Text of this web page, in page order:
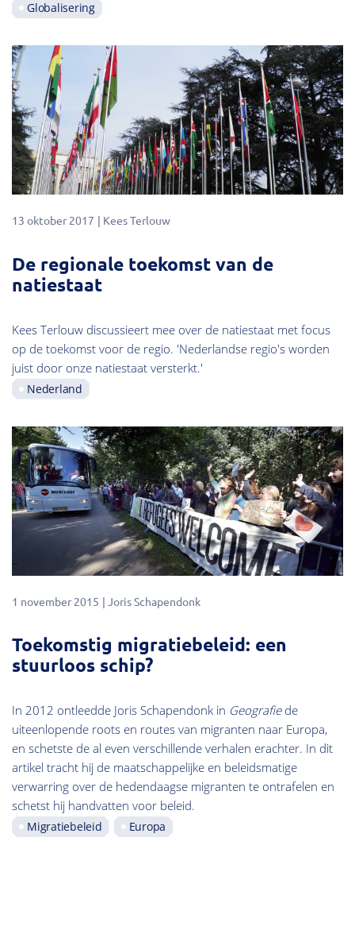
Globalisering
13 oktober 2017 Kees Terlouw
De regionale toekomst van de
natiestaat
Kees Terlouw discussieert mee over de natiestaat met focus
op de toekomst voor de regio. 'Nederlandse regio's worden
juist door onze natiestaat versterkt.'
Nederland
1 november 2015 Joris Schapendonk
Toekomstig migratiebeleid: een
stuurloos schip?
In 2012 ontleedde Joris Schapendonk in Geografiede
uiteenlopende roots en routes van migranten naar Europa,
en schetste de al even verschillende verhalen erachter. In dit
artikel tracht hij de maatschappelijke en beleidsmatige
verwarring over de hedendaagse migranten te ontrafelen en
schetst hij handvatten voor beleid.
Migratiebeleid Europa